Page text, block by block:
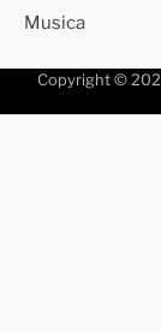
Musica
Copyright ©